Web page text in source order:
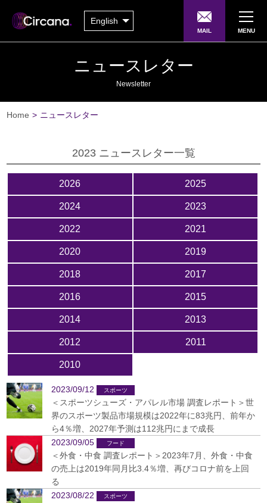
English
MAIL MENU
ニュースレター
Newsletter
Home > ニュースレター
2023 ニュースレター一覧
2026 2025
2024 2023
2022 2021
2020 2019
2018 2017
2016 2015
2014 2013
2012 2011
2010
2023/09/12
＜スポーツシューズ・アパレル市場 調査レポート＞世
界のスポーツ製品市場規模は2022年に83兆円、前年か
ら4％増、2027年予測は112兆円にまで成長
2023/09/05
＜外食・中食 調査レポート＞2023年7月、外食・中食
の売上は2019年同月比3.4％増、再びコロナ前を上回
る
2023/08/22